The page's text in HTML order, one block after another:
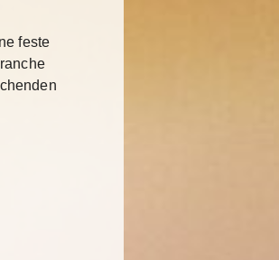
feste